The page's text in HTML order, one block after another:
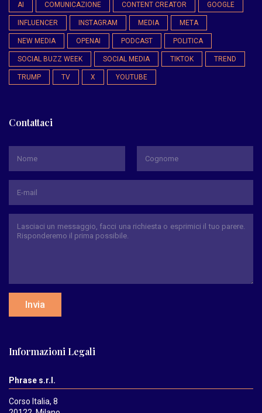
AI COMUNICAZIONE CONTENT CREATOR GOOGLE
INFLUENCER INSTAGRAM MEDIA META
NEW MEDIA OPENAI PODCAST POLITICA
SOCIAL BUZZ WEEK SOCIAL MEDIA TIKTOK TREND
TRUMP TV X YOUTUBE
Contattaci
Invia
Informazioni Legali
Phrase s.r.l.
Corso Italia, 8